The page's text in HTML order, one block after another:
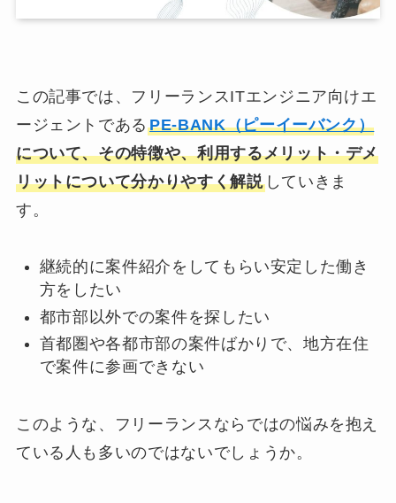
この記事では、フリーランスITエンジニア向けエ
ージェントであるPE-BANK（ピーイーバンク）
について、その特徴や、利用するメリット・デメ
リットについて分かりやすく解説していきま
す。
継続的に案件紹介をしてもらい安定した働き
方をしたい
都市部以外での案件を探したい
首都圏や各都市部の案件ばかりで、地方在住
で案件に参画できない
このような、フリーランスならではの悩みを抱え
ている人も多いのではないでしょうか。